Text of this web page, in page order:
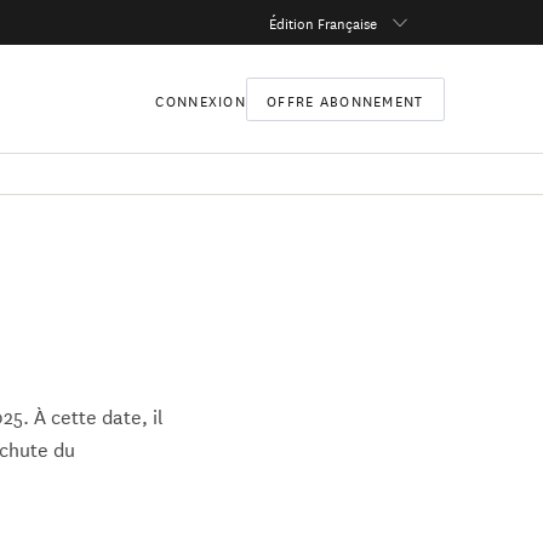
Édition Française
CONNEXION OFFRE ABONNEMENT
À cette date, il
du
la Transition